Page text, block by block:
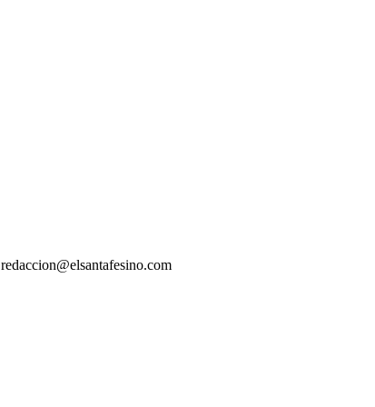
redaccion@elsantafesino.com